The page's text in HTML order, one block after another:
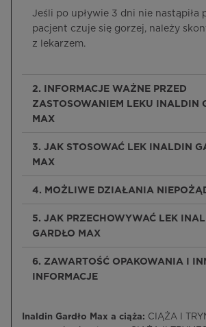
Jeśli po upływie 3 dni nie nastąpiła
pacjent czuje się gorzej, należy
z lekarzem.
2. INFORMACJE WAŻNE PRZED
ZASTOSOWANIEM LEKU INALDIN
MAX
3. JAK STOSOWAĆ LEK INALDIN
MAX
4. MOŻLIWE DZIAŁANIA
5. JAK PRZECHOWYWAĆ LEK
GARDŁO MAX
6. ZAWARTOŚĆ OPAKOWANIA I
INFORMACJE
Inaldin Gardło Max a ciąża: CIĄŻA I